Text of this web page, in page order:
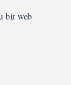
bir web